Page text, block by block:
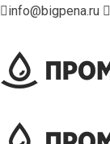
info@bigpena.ru